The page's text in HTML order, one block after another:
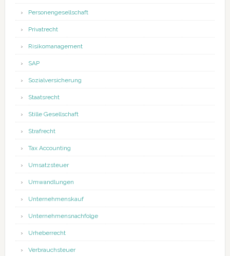
Personengesellschaft
Privatrecht
Risikomanagement
SAP
Sozialversicherung
Staatsrecht
Stille Gesellschaft
Strafrecht
Tax Accounting
Umsatzsteuer
Umwandlungen
Unternehmenskauf
Unternehmensnachfolge
Urheberrecht
Verbrauchsteuer